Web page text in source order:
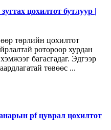
цохилтот бутлуур |
төрлийн цохилтот
ротороор хурдан
багасгадаг. Эдгээр
төвөөс ...
pf цуврал цохилтот